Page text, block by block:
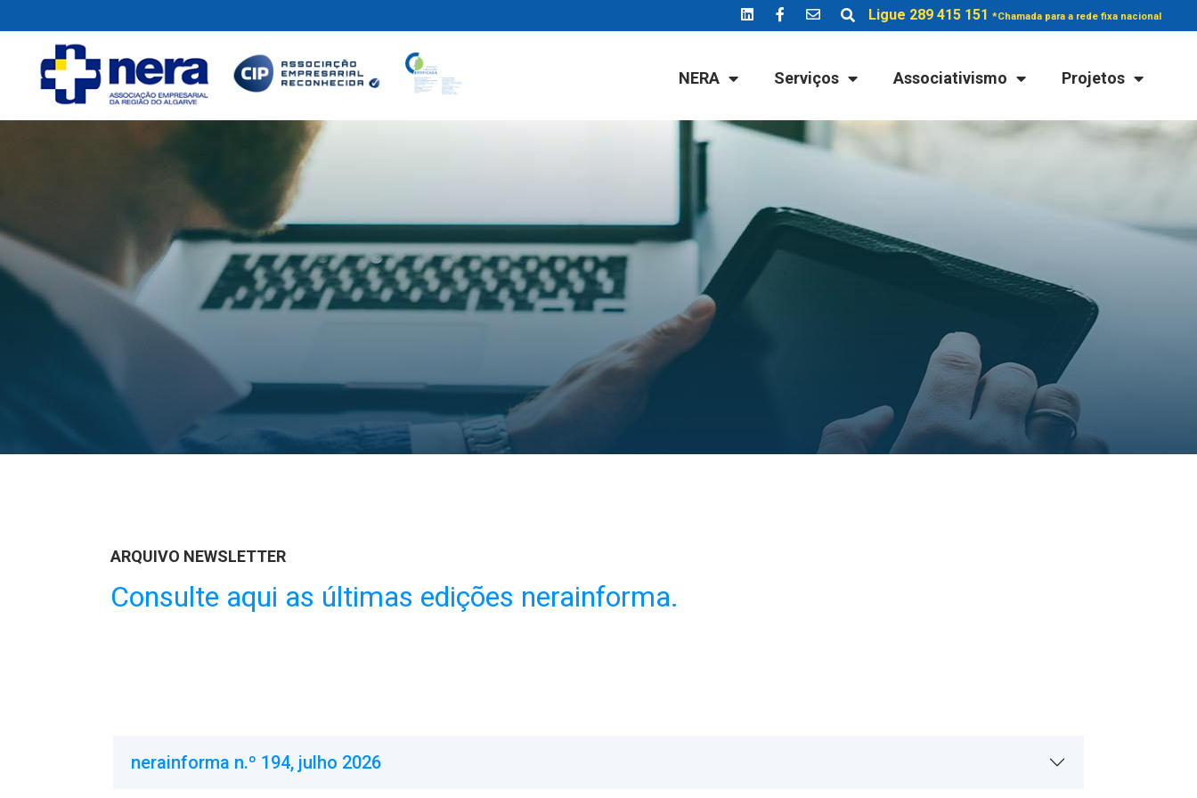
Ligue 289 415 151 *Chamada para a rede fixa nacional
NERA Serviços Associativismo Projetos
ARQUIVO NEWSLETTER
Consulte aqui as últimas edições nerainforma.
nerainforma n.º 194, julho 2026